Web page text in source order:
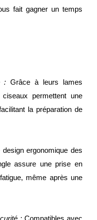
fait gagner un temps
:Grâce à leurs lames
permettent une
la préparation de
design ergonomique des
assure une prise en
même après une
:Compatibles avec